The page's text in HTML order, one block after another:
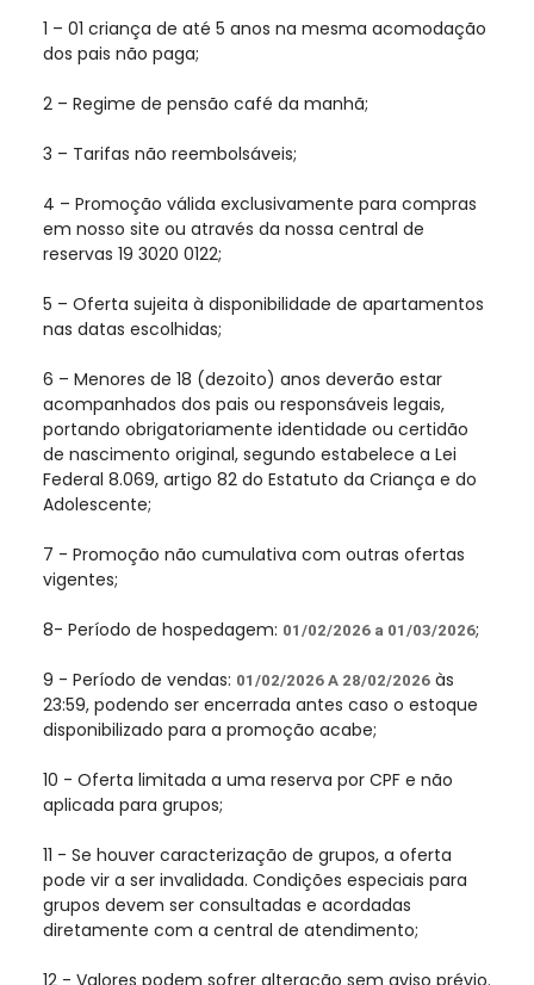
1 – 01 criança de até 5 anos na mesma acomodação
dos pais não paga;
2 – Regime de pensão café da manhã;
3 – Tarifas não reembolsáveis;
4 – Promoção válida exclusivamente para compras
em nosso site ou através da nossa central de
reservas 19 3020 0122;
5 – Oferta sujeita à disponibilidade de apartamentos
nas datas escolhidas;
6 – Menores de 18 (dezoito) anos deverão estar
acompanhados dos pais ou responsáveis legais,
portando obrigatoriamente identidade ou certidão
de nascimento original, segundo estabelece a Lei
Federal 8.069, artigo 82 do Estatuto da Criança e do
Adolescente;
7 - Promoção não cumulativa com outras ofertas
vigentes;
8- Período de hospedagem: 01/02/2026 a 01/03/2026;
9 - Período de vendas: 01/02/2026 A 28/02/2026 às
23:59, podendo ser encerrada antes caso o estoque
disponibilizado para a promoção acabe;
10 - Oferta limitada a uma reserva por CPF e não
aplicada para grupos;
11 - Se houver caracterização de grupos, a oferta
pode vir a ser invalidada. Condições especiais para
grupos devem ser consultadas e acordadas
diretamente com a central de atendimento;
12 - Valores podem sofrer alteração sem aviso prévio.